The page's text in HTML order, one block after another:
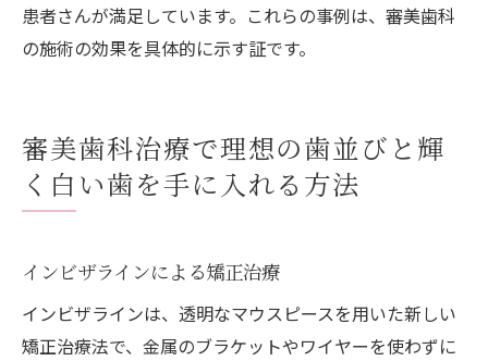
患者さんが満足しています。これらの事例は、審美歯科
の施術の効果を具体的に示す証です。
審美歯科治療で理想の歯並びと輝
く白い歯を手に入れる方法
インビザラインによる矯正治療
インビザラインは、透明なマウスピースを用いた新しい
矯正治療法で、金属のブラケットやワイヤーを使わずに